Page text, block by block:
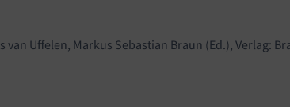
Uffelen, Markus Sebastian Braun (Ed.), Verlag: